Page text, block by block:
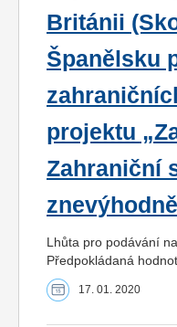
Británii
Španělsku
projektu
Zahraniční
Lhůta pro podávání
Předpokládaná
17. 01. 2020